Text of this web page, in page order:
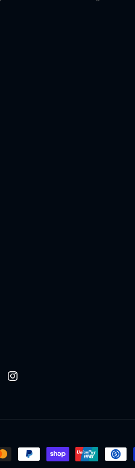
Instagram